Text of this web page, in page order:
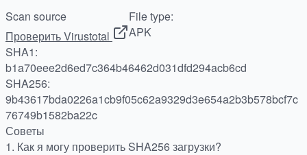
Scan source
Проверить Virustotal
File type:
APK
SHA1:
b1a70eee2d6ed7c364b46462d031dfd294acb6cd
SHA256:
9b43617bda0226a1cb9f05c62a9329d3e654a2b3b578bcf7c
76749b1582ba22c
Советы
1. Как я могу проверить SHA256 загрузки?